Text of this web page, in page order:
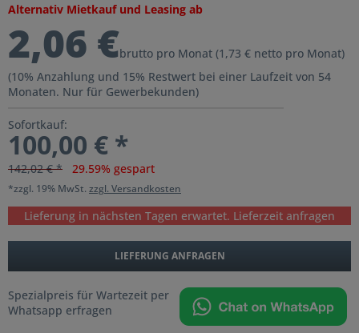
Alternativ Mietkauf und Leasing ab
2,06 €brutto pro Monat (1,73 € netto pro Monat)
(10% Anzahlung und 15% Restwert bei einer Laufzeit von 54
Monaten. Nur für Gewerbekunden)
Sofortkauf:
100,00 € *
142,02 € * 29.59% gespart
*zzgl. 19% MwSt. zzgl. Versandkosten
Lieferung in nächsten Tagen erwartet. Lieferzeit anfragen
LIEFERUNG ANFRAGEN
Spezialpreis für Wartezeit per
Whatsapp erfragen